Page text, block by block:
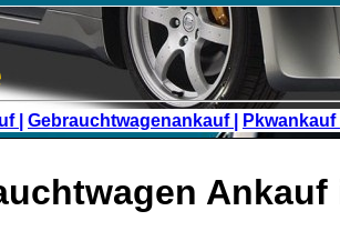
| Gebrauchtwagenankauf | Pkwankauf |